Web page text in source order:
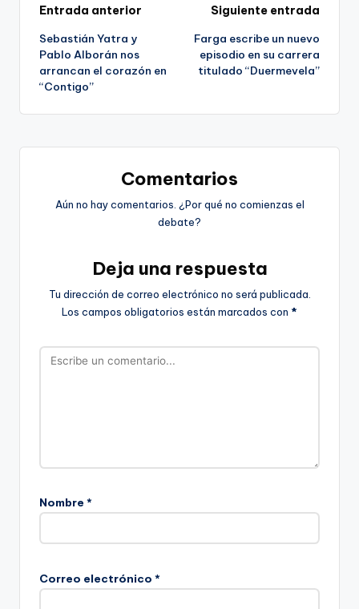
Navegación
de
entradas
Entrada anterior
Sebastián Yatra y
Pablo Alborán nos
arrancan el corazón en
“Contigo”
Siguiente entrada
Farga escribe un nuevo
episodio en su carrera
titulado “Duermevela”
Comentarios
Aún no hay comentarios. ¿Por qué no comienzas el
debate?
Deja una respuesta
Tu dirección de correo electrónico no será publicada.
Los campos obligatorios están marcados con *
Nombre *
Correo electrónico *